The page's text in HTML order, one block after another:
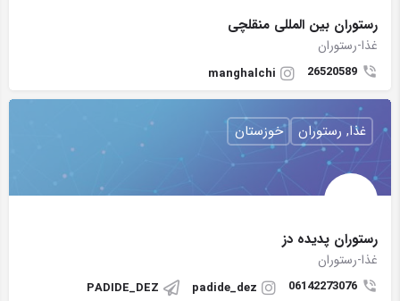
رستوران بین المللی منقلچی
غذا-رستوران
26520589
manghalchi
رستوران پدیده دز
غذا-رستوران
06142273076
padide_dez
PADIDE_DEZ
غذا, رستوران خوزستان